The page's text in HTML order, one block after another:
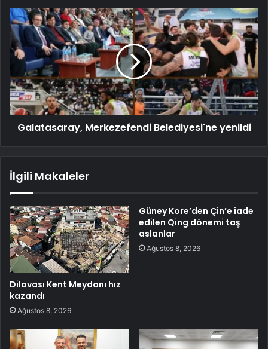
Galatasaray, Merkezefendi Belediyesi'ne yenildi
İlgili Makaleler
Dilovası Kent Meydanı hız
kazandı
Ağustos 8, 2026
Güney Kore’den Çin’e iade
edilen Qing dönemi taş
aslanlar
Ağustos 8, 2026